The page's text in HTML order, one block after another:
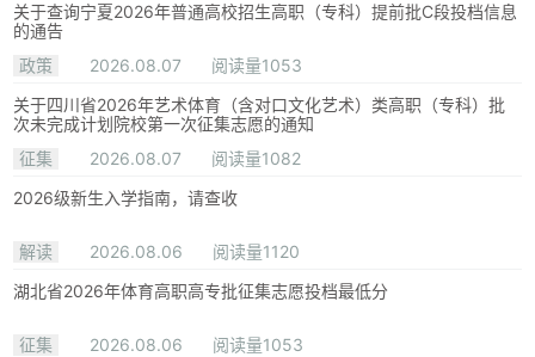
关于查询宁夏2026年普通高校招生高职（专科）提前批C段投档信息
的通告
政策
2026.08.07
阅读量1053
关于四川省2026年艺术体育（含对口文化艺术）类高职（专科）批
次未完成计划院校第一次征集志愿的通知
征集
2026.08.07
阅读量1082
2026级新生入学指南，请查收
解读 2026.08.06
阅读量1120
湖北省2026年体育高职高专批征集志愿投档最低分
征集 2026.08.06
阅读量1053